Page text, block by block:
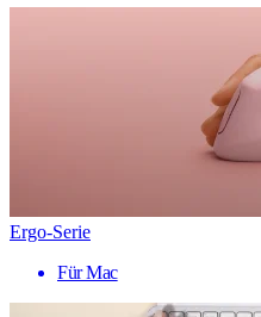
Ergo-Serie
Für Mac